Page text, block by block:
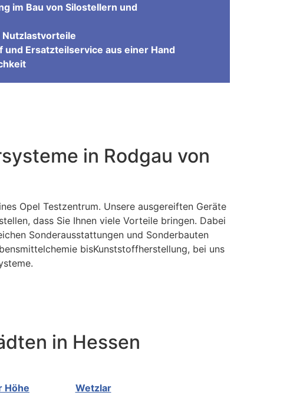
im Bau von Silostellern und
Nutzlastvorteile
und Ersatzteilservice aus einer Hand
in Rodgau von
Opel Testzentrum. Unsere ausgereiften Geräte
dass Sie Ihnen viele Vorteile bringen. Dabei
Sonderausstattungen und Sonderbauten
bisKunststoffherstellung, bei uns
in Hessen
Höhe Wetzlar